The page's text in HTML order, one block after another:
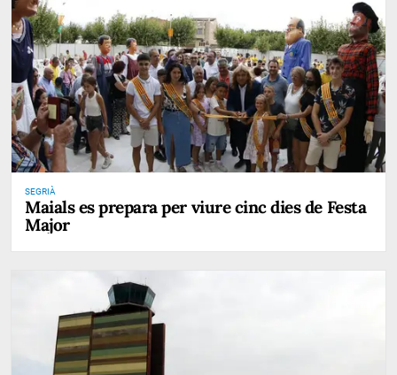
SEGRIÀ
Maials es prepara per viure cinc dies de Festa
Major